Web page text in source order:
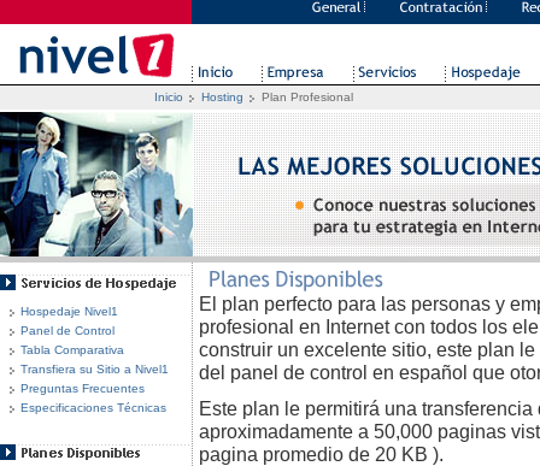
Inicio Hosting Plan Profesional
Hospedaje Nivel1
Panel de Control
Tabla Comparativa
Transfiera su Sitio a Nivel1
Preguntas Frecuentes
Especificaciones Técnicas
El plan perfecto para las personas y
profesional en Internet con todos los
construir un excelente sitio, este plan
del panel de control en español que
Este plan le permitirá una
aproximadamente a 50,000 paginas
pagina promedio de 20 KB ).